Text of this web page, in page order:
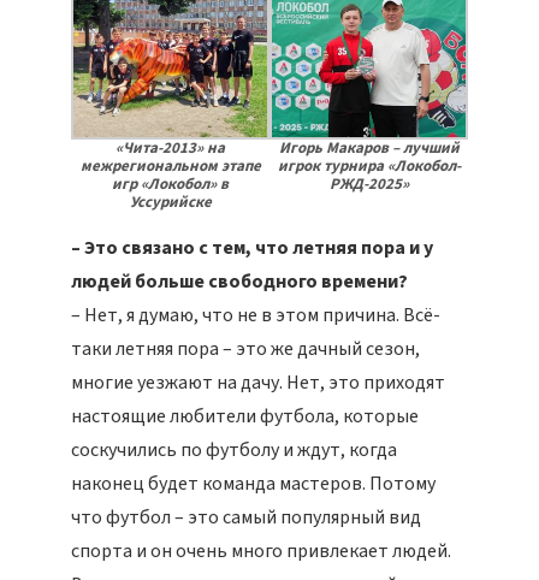
«Чита-2013» на
межрегиональном этапе
игр «Локобол» в
Уссурийске
Игорь Макаров – лучший
игрок турнира «Локобол-
РЖД-2025»
– Это связано с тем, что летняя пора и у
людей больше свободного времени?
– Нет, я думаю, что не в этом причина. Всё-
таки летняя пора – это же дачный сезон,
многие уезжают на дачу. Нет, это приходят
настоящие любители футбола, которые
соскучились по футболу и ждут, когда
наконец будет команда мастеров. Потому
что футбол – это самый популярный вид
спорта и он очень много привлекает людей.